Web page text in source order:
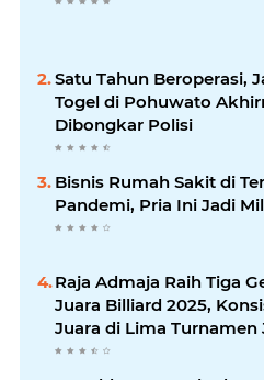
Satu Tahun Beroperasi,
Togel di Pohuwato
Dibongkar Polisi
Bisnis Rumah Sakit di
Pandemi, Pria Ini Jadi
Raja Admaja Raih Tiga
Juara Billiard 2025,
Juara di Lima Turnamen